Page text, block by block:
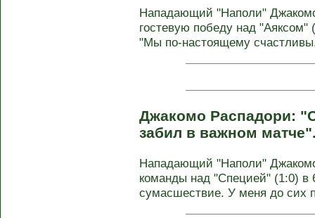
Нападающий "Наполи"
гостевую победу над
"Мы по-настоящему
Джакомо Распадори:
забил в важном
Нападающий "Наполи"
команды над "Специей" (1:0)
сумасшествие. У меня до сих